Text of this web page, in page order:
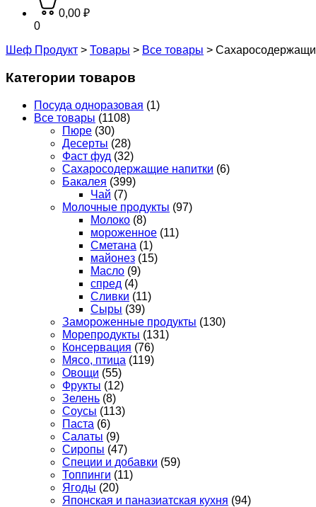
0
0,00 ₽
Шеф Продукт > Товары > Все товары >
Категории товаров
Посуда одноразовая (1)
Все товары (1108)
Пюре (30)
Десерты (28)
Фаст фуд (32)
Сахаросодержащие напитки (6)
Бакалея (399)
Чай (7)
Молочные продукты (97)
Молоко (8)
мороженное (11)
Сметана (1)
майонез (15)
Масло (9)
спред (4)
Сливки (11)
Сыры (39)
Замороженные продукты (130)
Морепродукты (131)
Консервация (76)
Мясо, птица (119)
Овощи (55)
Фрукты (12)
Зелень (8)
Соусы (113)
Паста (6)
Салаты (9)
Сиропы (47)
Специи и добавки (59)
Топпинги (11)
Ягоды (20)
Японская и паназиатская кухня (94)